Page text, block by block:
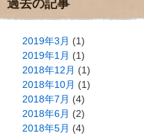
過去の記事
2019年3月 (1)
2019年1月 (1)
2018年12月 (1)
2018年10月 (1)
2018年7月 (4)
2018年6月 (2)
2018年5月 (4)